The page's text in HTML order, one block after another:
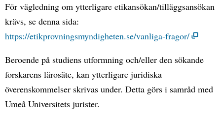
För vägledning om ytterligare etikansökan/tilläggsansökan
krävs, se denna sida:
https://etikprovningsmyndigheten.se/vanliga-fragor/
Beroende på studiens utformning och/eller den sökande
forskarens lärosäte, kan ytterligare juridiska
överenskommelser skrivas under. Detta görs i samråd med
Umeå Universitets jurister.